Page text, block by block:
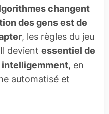
changent
des gens est de
, les règles du jeu
devient essentiel de
intelligemment, en
automatisé et